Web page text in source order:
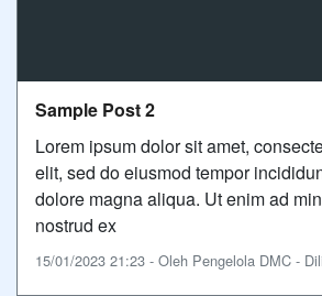
Sample Post 2
Lorem ipsum dolor sit amet,
elit, sed do eiusmod tempor
dolore magna aliqua. Ut enim ad
nostrud ex
15/01/2023 21:23 - Oleh Pengelola DMC -